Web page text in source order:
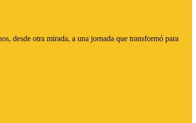
desde otra mirada, a una jornada que transformó para